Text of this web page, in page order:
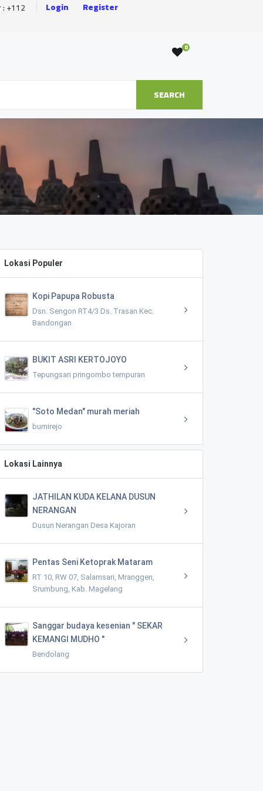
: +112 Login Register
0
SEARCH
Lokasi Populer
Kopi Papupa Robusta
Dsn. Sengon RT4/3 Ds. Trasan Kec.
Bandongan
BUKIT ASRI KERTOJOYO
Tepungsari pringombo tempuran
"Soto Medan" murah meriah
bumirejo
Lokasi Lainnya
JATHILAN KUDA KELANA DUSUN
NERANGAN
Dusun Nerangan Desa Kajoran
Pentas Seni Ketoprak Mataram
RT 10, RW 07, Salamsari, Mranggen,
Srumbung, Kab. Magelang
Sanggar budaya kesenian " SEKAR
KEMANGI MUDHO "
Bendolang